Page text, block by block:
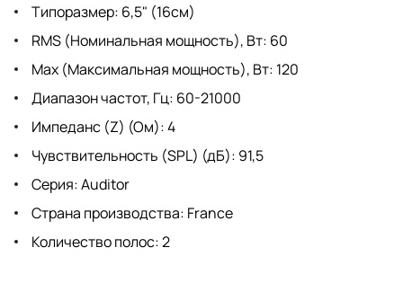
Типоразмер: 6,5" (16см)
RMS (Номинальная мощность), Вт: 60
Max (Максимальная мощность), Вт: 120
Диапазон частот, Гц: 60-21000
Импеданс (Z) (Ом): 4
Чувствительность (SPL) (дБ): 91,5
Серия: Auditor
Страна производства: France
Количество полос: 2